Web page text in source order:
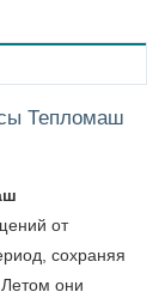
Тепломаш
от
сохраняя
они